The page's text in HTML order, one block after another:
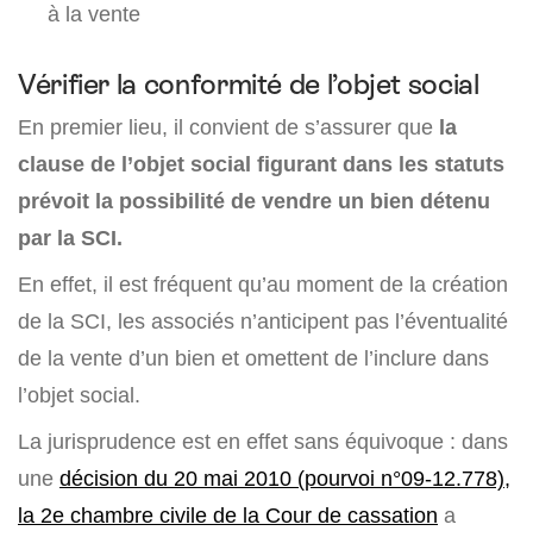
à la vente
Vérifier la conformité de l’objet social
En premier lieu, il convient de s’assurer que la
clause de l’objet social figurant dans les statuts
prévoit la possibilité de vendre un bien détenu
par la SCI.
En effet, il est fréquent qu’au moment de la création
de la SCI, les associés n’anticipent pas l’éventualité
de la vente d’un bien et omettent de l’inclure dans
l’objet social.
La jurisprudence est en effet sans équivoque : dans
une décision du 20 mai 2010 (pourvoi n°09-12.778),
la 2e chambre civile de la Cour de cassation a